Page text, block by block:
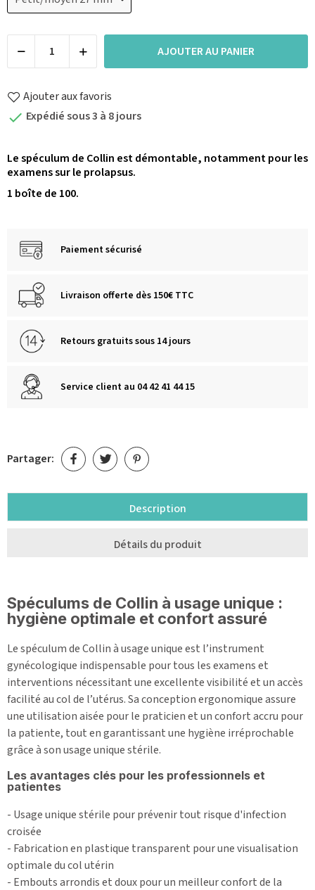
AJOUTER AU PANIER
Ajouter aux favoris
 Expédié sous 3 à 8 jours
Le spéculum de Collin est démontable, notamment pour les
examens sur le prolapsus.
1 boîte de 100.
Paiement sécurisé
Livraison offerte dès 150€ TTC
Retours gratuits sous 14 jours
Service client au 04 42 41 44 15
Partager:
Description
Détails du produit
Spéculums de Collin à usage unique :
hygiène optimale et confort assuré
Le spéculum de Collin à usage unique est l’instrument
gynécologique indispensable pour tous les examens et
interventions nécessitant une excellente visibilité et un accès
facilité au col de l’utérus. Sa conception ergonomique assure
une utilisation aisée pour le praticien et un confort accru pour
la patiente, tout en garantissant une hygiène irréprochable
grâce à son usage unique stérile.
Les avantages clés pour les professionnels et
patientes
- Usage unique stérile pour prévenir tout risque d'infection
croisée
- Fabrication en plastique transparent pour une visualisation
optimale du col utérin
- Embouts arrondis et doux pour un meilleur confort de la